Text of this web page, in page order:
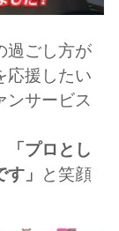
過ごし方が
応援したい
ンサービス
「プロとし
」 と笑顔